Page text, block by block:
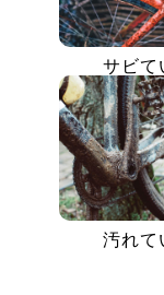
サビて
汚れて